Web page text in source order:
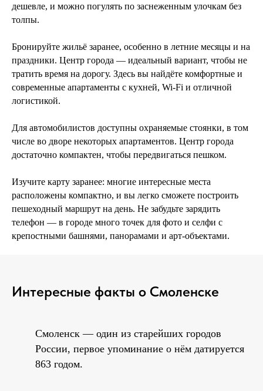
дешевле, и можно погулять по заснеженным улочкам без
толпы.
Бронируйте жильё заранее, особенно в летние месяцы и на
праздники. Центр города — идеальный вариант, чтобы не
тратить время на дорогу. Здесь вы найдёте комфортные и
современные апартаменты с кухней, Wi-Fi и отличной
логистикой.
Для автомобилистов доступны охраняемые стоянки, в том
числе во дворе некоторых апартаментов. Центр города
достаточно компактен, чтобы передвигаться пешком.
Изучите карту заранее: многие интересные места
расположены компактно, и вы легко сможете построить
пешеходный маршрут на день. Не забудьте зарядить
телефон — в городе много точек для фото и селфи с
крепостными башнями, панорамами и арт-объектами.
Интересные факты о Смоленске
Смоленск — один из старейших городов
России, первое упоминание о нём датируется
863 годом.